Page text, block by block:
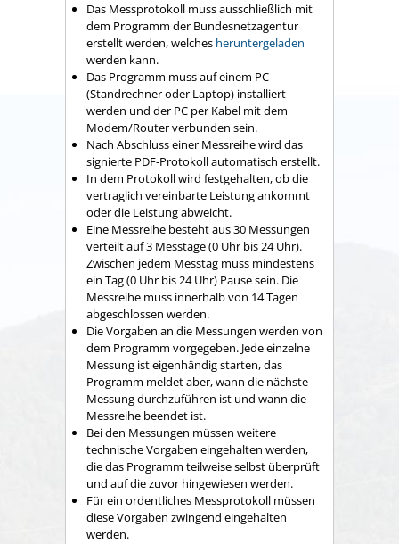
Das Messprotokoll muss ausschließlich mit
dem Programm der Bundesnetzagentur
erstellt werden, welches heruntergeladen
werden kann.
Das Programm muss auf einem PC
(Standrechner oder Laptop) installiert
werden und der PC per Kabel mit dem
Modem/Router verbunden sein.
Nach Abschluss einer Messreihe wird das
signierte PDF-Protokoll automatisch erstellt.
In dem Protokoll wird festgehalten, ob die
vertraglich vereinbarte Leistung ankommt
oder die Leistung abweicht.
Eine Messreihe besteht aus 30 Messungen
verteilt auf 3 Messtage (0 Uhr bis 24 Uhr).
Zwischen jedem Messtag muss mindestens
ein Tag (0 Uhr bis 24 Uhr) Pause sein. Die
Messreihe muss innerhalb von 14 Tagen
abgeschlossen werden.
Die Vorgaben an die Messungen werden von
dem Programm vorgegeben. Jede einzelne
Messung ist eigenhändig starten, das
Programm meldet aber, wann die nächste
Messung durchzuführen ist und wann die
Messreihe beendet ist.
Bei den Messungen müssen weitere
technische Vorgaben eingehalten werden,
die das Programm teilweise selbst überprüft
und auf die zuvor hingewiesen werden.
Für ein ordentliches Messprotokoll müssen
diese Vorgaben zwingend eingehalten
werden.